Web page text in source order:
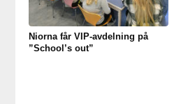
Niorna får VIP-avdelning på
”School’s out”